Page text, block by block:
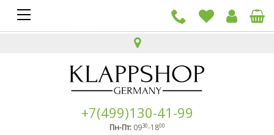
+7(499)130-41-99
Пн-Пт:0930-1800